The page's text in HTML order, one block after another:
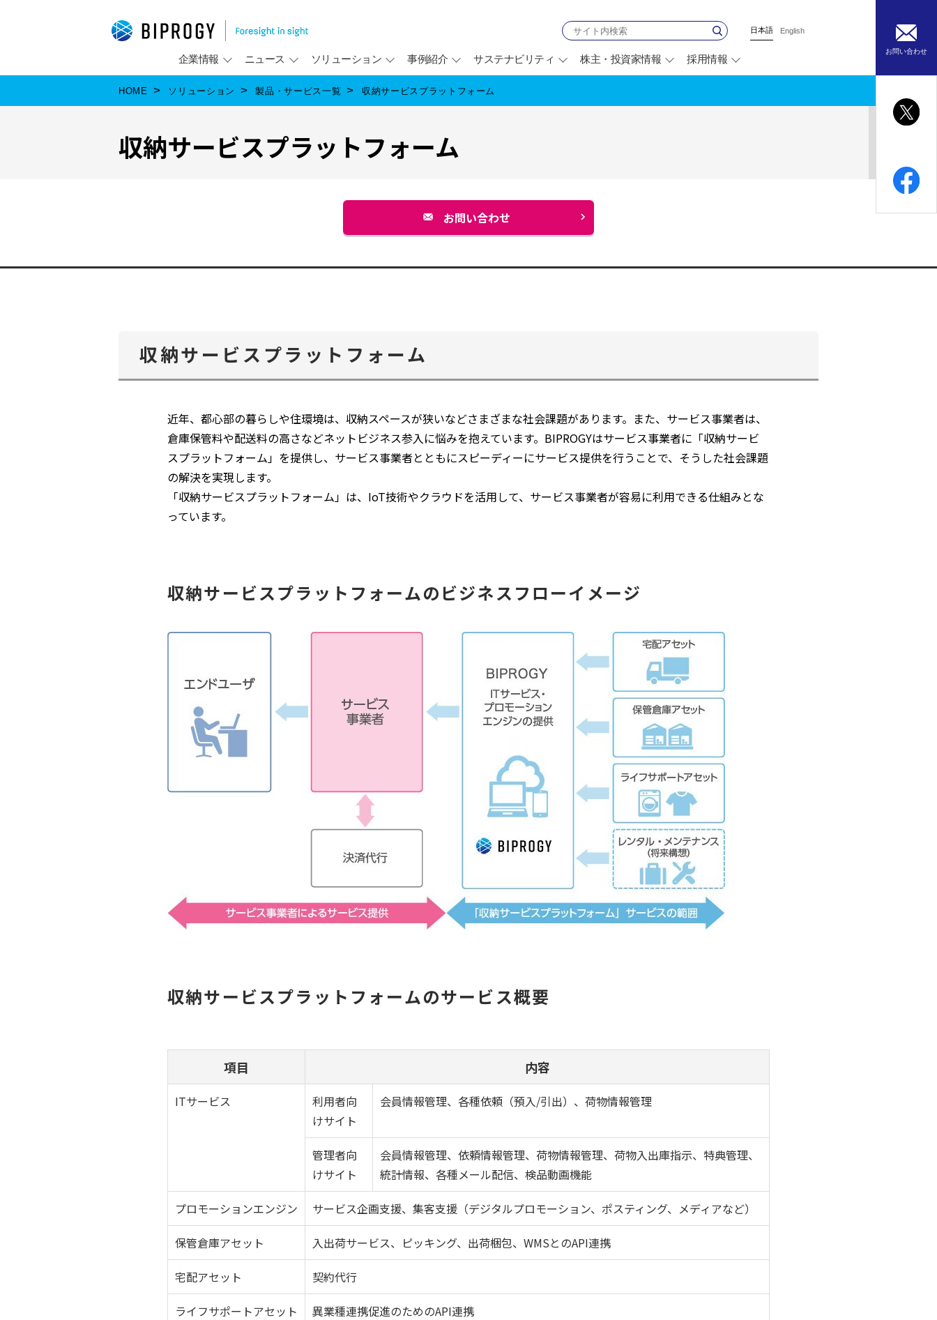
日本語 English
企業情報 ニュース ソリューション 事例紹介 サステナビリティ 株主・投資家情報 採用情報
お問い合わせ
HOME ソリューション 製品・サービス一覧 収納サービスプラットフォーム
収納サービスプラットフォーム
お問い合わせ
ィ
く
収納サービスプラットフォーム
近年、都心部の暮らしや住環境は、収納スペースが狭いなどさまざまな社会課題があります。また、サービス事業者は、
倉庫保管料や配送料の高さなどネットビジネス参入に悩みを抱えています。BIPROGYはサービス事業者に「収納サービ
スプラットフォーム」を提供し、サービス事業者とともにスピーディーにサービス提供を行うことで、そうした社会課題
の解決を実現します。
「収納サービスプラットフォーム」は、IoT技術やクラウドを活用して、サービス事業者が容易に利用できる仕組みとな
っています。
収納サービスプラットフォームのビジネスフローイメージ
収納サービスプラットフォームのサービス概要
項目 内容
ITサービス
利用者向
けサイト
会員情報管理、各種依頼（預入/引出）、荷物情報管理
管理者向
けサイト
会員情報管理、依頼情報管理、荷物情報管理、荷物入出庫指示、特典管理、
統計情報、各種メール配信、検品動画機能
プロモーションエンジン サービス企画支援、集客支援（デジタルプロモーション、ポスティング、メディアなど）
保管倉庫アセット 入出荷サービス、ピッキング、出荷梱包、WMSとのAPI連携
宅配アセット 契約代行
ライフサポートアセット 異業種連携促進のためのAPI連携